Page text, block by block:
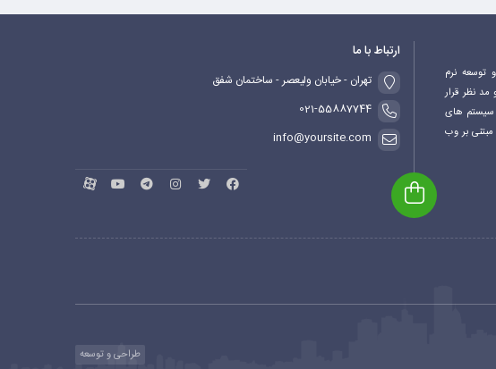
و توسعه نرم
نظر قرار
سیستم های
بر وب
ارتباط با ما
تهران - خیابان ولیعصر - ساختمان شفق
021-55887744
info@yoursite.com
طراحی و توسعه